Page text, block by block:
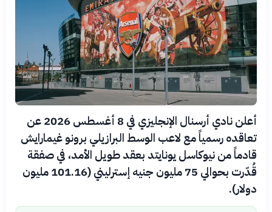
أعلن نادي أرسنال الإنجليزي في 8 أغسطس 2026 عن
تعاقده رسمياً مع لاعب الوسط البرازيلي برونو غيمارايش
قادماً من نيوكاسل يونايتد بعقد طويل الأمد، في صفقة
قُدّرت بحوالي 75 مليون جنيه إسترليني (101.16 مليون
دولار).